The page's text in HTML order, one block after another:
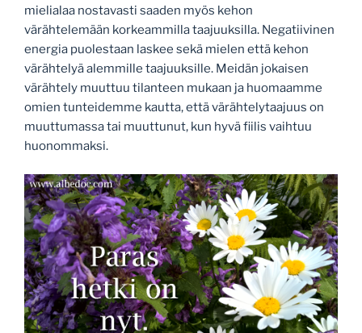
mielialaa nostavasti saaden myös kehon
värähtelemään korkeammilla taajuuksilla. Negatiivinen
energia puolestaan laskee sekä mielen että kehon
värähtelyä alemmille taajuuksille. Meidän jokaisen
värähtely muuttuu tilanteen mukaan ja huomaamme
omien tunteidemme kautta, että värähtelytaajuus on
muuttumassa tai muuttunut, kun hyvä fiilis vaihtuu
huonommaksi.